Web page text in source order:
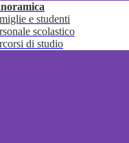
e studenti
scolastico
di studio